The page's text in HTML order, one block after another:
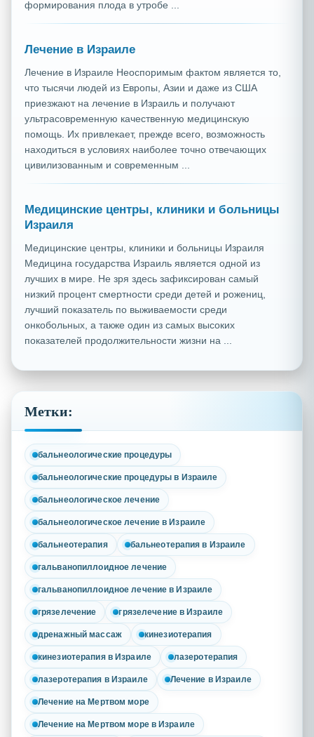
формирования плода в утробе ...
Лечение в Израиле
Лечение в Израиле Неоспоримым фактом является то,
что тысячи людей из Европы, Азии и даже из США
приезжают на лечение в Израиль и получают
ультрасовременную качественную медицинскую
помощь. Их привлекает, прежде всего, возможность
находиться в условиях наиболее точно отвечающих
цивилизованным и современным ...
Медицинские центры, клиники и больницы
Израиля
Медицинские центры, клиники и больницы Израиля
Медицина государства Израиль является одной из
лучших в мире. Не зря здесь зафиксирован самый
низкий процент смертности среди детей и рожениц,
лучший показатель по выживаемости среди
онкобольных, а также один из самых высоких
показателей продолжительности жизни на ...
Метки:
бальнеологические процедуры
бальнеологические процедуры в Израиле
бальнеологическое лечение
бальнеологическое лечение в Израиле
бальнеотерапия бальнеотерапия в Израиле
гальванопиллоидное лечение
гальванопиллоидное лечение в Израиле
грязелечение грязелечение в Израиле
дренажный массаж кинезиотерапия
кинезиотерапия в Израиле лазеротерапия
лазеротерапия в Израиле Лечение в Израиле
Лечение на Мертвом море
Лечение на Мертвом море в Израиле